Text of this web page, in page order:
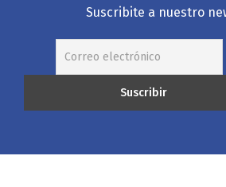
Suscribite a nuestro